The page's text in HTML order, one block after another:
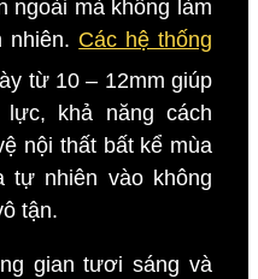
ngoài mà không làm
nhiên. Các hệ thống
từ 10 – 12mm giúp
khả năng cách
nội thất bất kể mùa
tự nhiên vào không
tận.
gian tươi sáng và